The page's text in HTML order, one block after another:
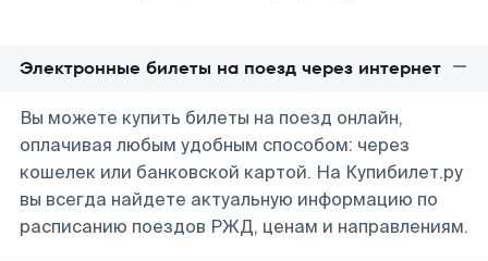
Электронные билеты на поезд через интернет
Вы можете купить билеты на поезд онлайн,
оплачивая любым удобным способом: через
кошелек или банковской картой. На Купибилет.ру
вы всегда найдете актуальную информацию по
расписанию поездов РЖД, ценам и направлениям.